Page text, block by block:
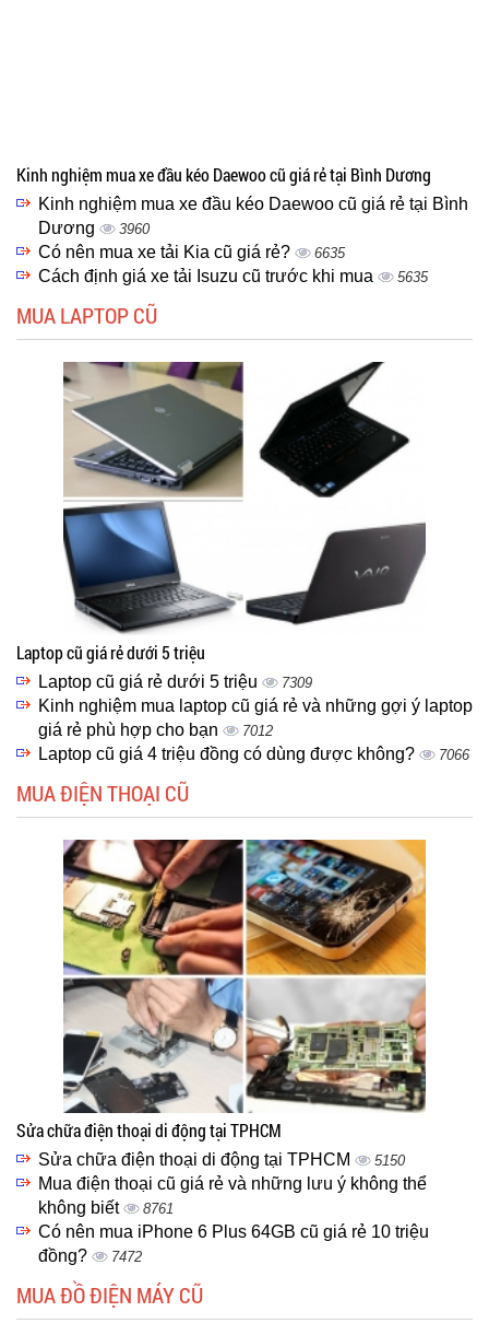
Kinh nghiệm mua xe đầu kéo Daewoo cũ giá rẻ tại Bình Dương
Kinh nghiệm mua xe đầu kéo Daewoo cũ giá rẻ tại Bình
Dương
3960
Có nên mua xe tải Kia cũ giá rẻ? 6635
Cách định giá xe tải Isuzu cũ trước khi mua 5635
MUA LAPTOP CŨ
Laptop cũ giá rẻ dưới 5 triệu
Laptop cũ giá rẻ dưới 5 triệu 7309
Kinh nghiệm mua laptop cũ giá rẻ và những gợi ý laptop
giá rẻ phù hợp cho bạn
7012
Laptop cũ giá 4 triệu đồng có dùng được không? 7066
MUA ĐIỆN THOẠI CŨ
Sửa chữa điện thoại di động tại TPHCM
Sửa chữa điện thoại di động tại TPHCM 5150
Mua điện thoại cũ giá rẻ và những lưu ý không thể
không biết
8761
Có nên mua iPhone 6 Plus 64GB cũ giá rẻ 10 triệu
đồng?
7472
MUA ĐỒ ĐIỆN MÁY CŨ